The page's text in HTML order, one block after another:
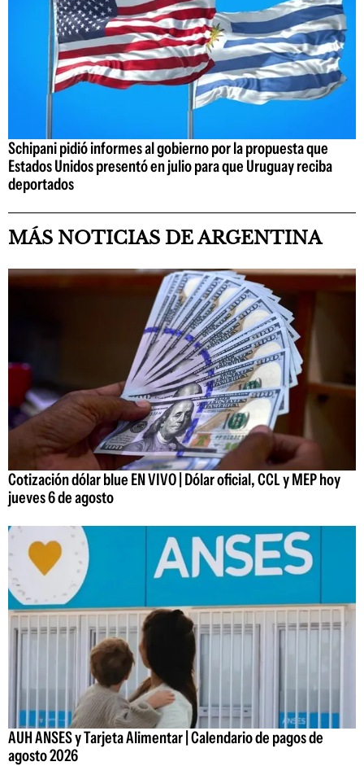
Schipani pidió informes al gobierno por la propuesta que
Estados Unidos presentó en julio para que Uruguay reciba
deportados
MÁS NOTICIAS DE ARGENTINA
Cotización dólar blue EN VIVO | Dólar oficial, CCL y MEP hoy
jueves 6 de agosto
AUH ANSES y Tarjeta Alimentar | Calendario de pagos de
agosto 2026